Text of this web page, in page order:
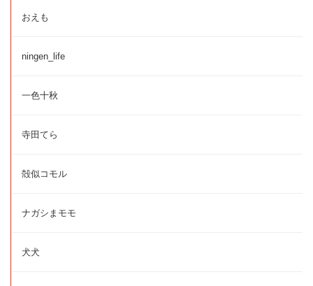
おえも
ningen_life
一色十秋
寺田てら
殻似コモル
ナガシまモモ
犬犬